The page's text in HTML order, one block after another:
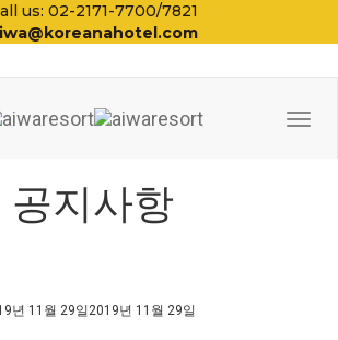
us: 02-2171-7700/7821
공지사항
년 11월 29일2019년 11월 29일